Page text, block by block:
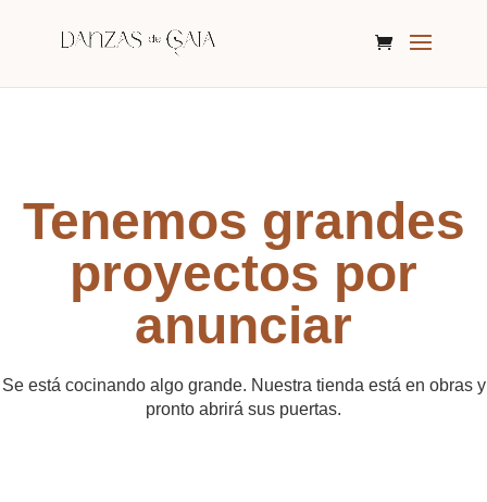
Tenemos grandes
proyectos por
anunciar
Se está cocinando algo grande. Nuestra tienda está en obras y
pronto abrirá sus puertas.